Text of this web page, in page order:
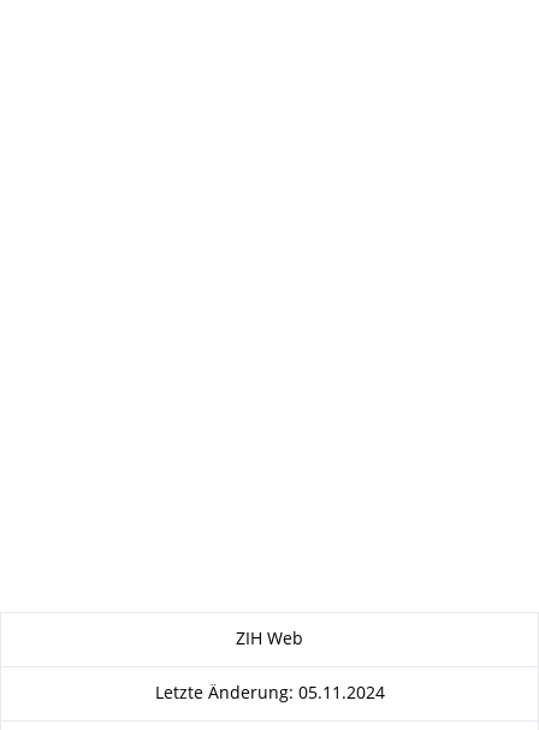
ZIH Web
Letzte Änderung: 05.11.2024